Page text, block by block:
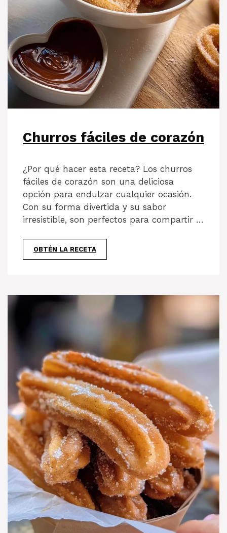
Churros fáciles de corazón
¿Por qué hacer esta receta? Los churros
fáciles de corazón son una deliciosa
opción para endulzar cualquier ocasión.
Con su forma divertida y su sabor
irresistible, son perfectos para compartir …
OBTÉN LA RECETA